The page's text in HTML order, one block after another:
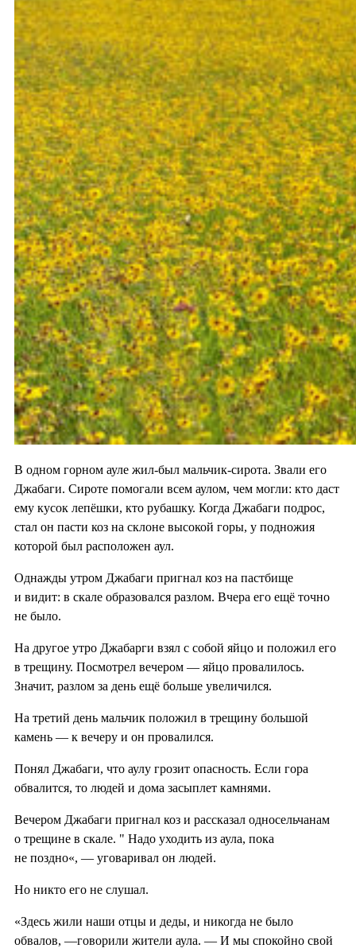
В одном горном ауле жил-был мальчик-сирота. Звали его
Джабаги. Сироте помогали всем аулом, чем могли: кто даст
ему кусок лепёшки, кто рубашку. Когда Джабаги подрос,
стал он пасти коз на склоне высокой горы, у подножия
которой был расположен аул.
Однажды утром Джабаги пригнал коз на пастбище
и видит: в скале образовался разлом. Вчера его ещё точно
не было.
На другое утро Джабарги взял с собой яйцо и положил его
в трещину. Посмотрел вечером — яйцо провалилось.
Значит, разлом за день ещё больше увеличился.
На третий день мальчик положил в трещину большой
камень — к вечеру и он провалился.
Понял Джабаги, что аулу грозит опасность. Если гора
обвалится, то людей и дома засыплет камнями.
Вечером Джабаги пригнал коз и рассказал односельчанам
о трещине в скале. " Надо уходить из аула, пока
не поздно«, — уговаривал он людей.
Но никто его не слушал.
«Здесь жили наши отцы и деды, и никогда не было
обвалов, —говорили жители аула. — И мы спокойно свой